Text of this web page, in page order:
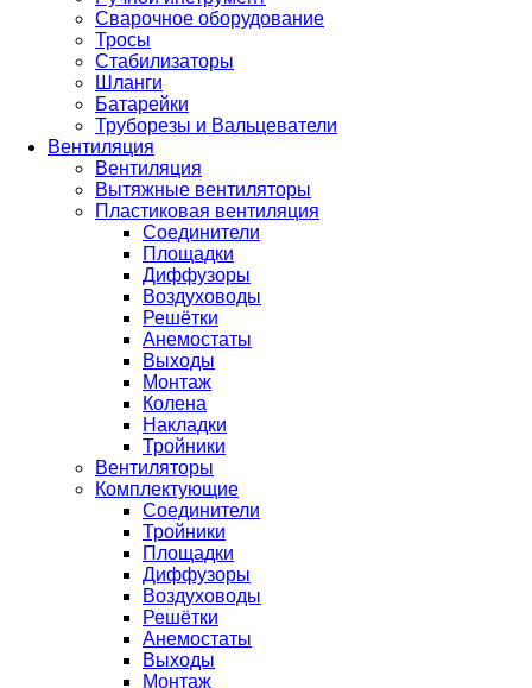
Сварочное оборудование
Тросы
Стабилизаторы
Шланги
Батарейки
Труборезы и Вальцеватели
Вентиляция
Вентиляция
Вытяжные вентиляторы
Пластиковая вентиляция
Соединители
Площадки
Диффузоры
Воздуховоды
Решётки
Анемостаты
Выходы
Монтаж
Колена
Накладки
Тройники
Вентиляторы
Комплектующие
Соединители
Тройники
Площадки
Диффузоры
Воздуховоды
Решётки
Анемостаты
Выходы
Монтаж